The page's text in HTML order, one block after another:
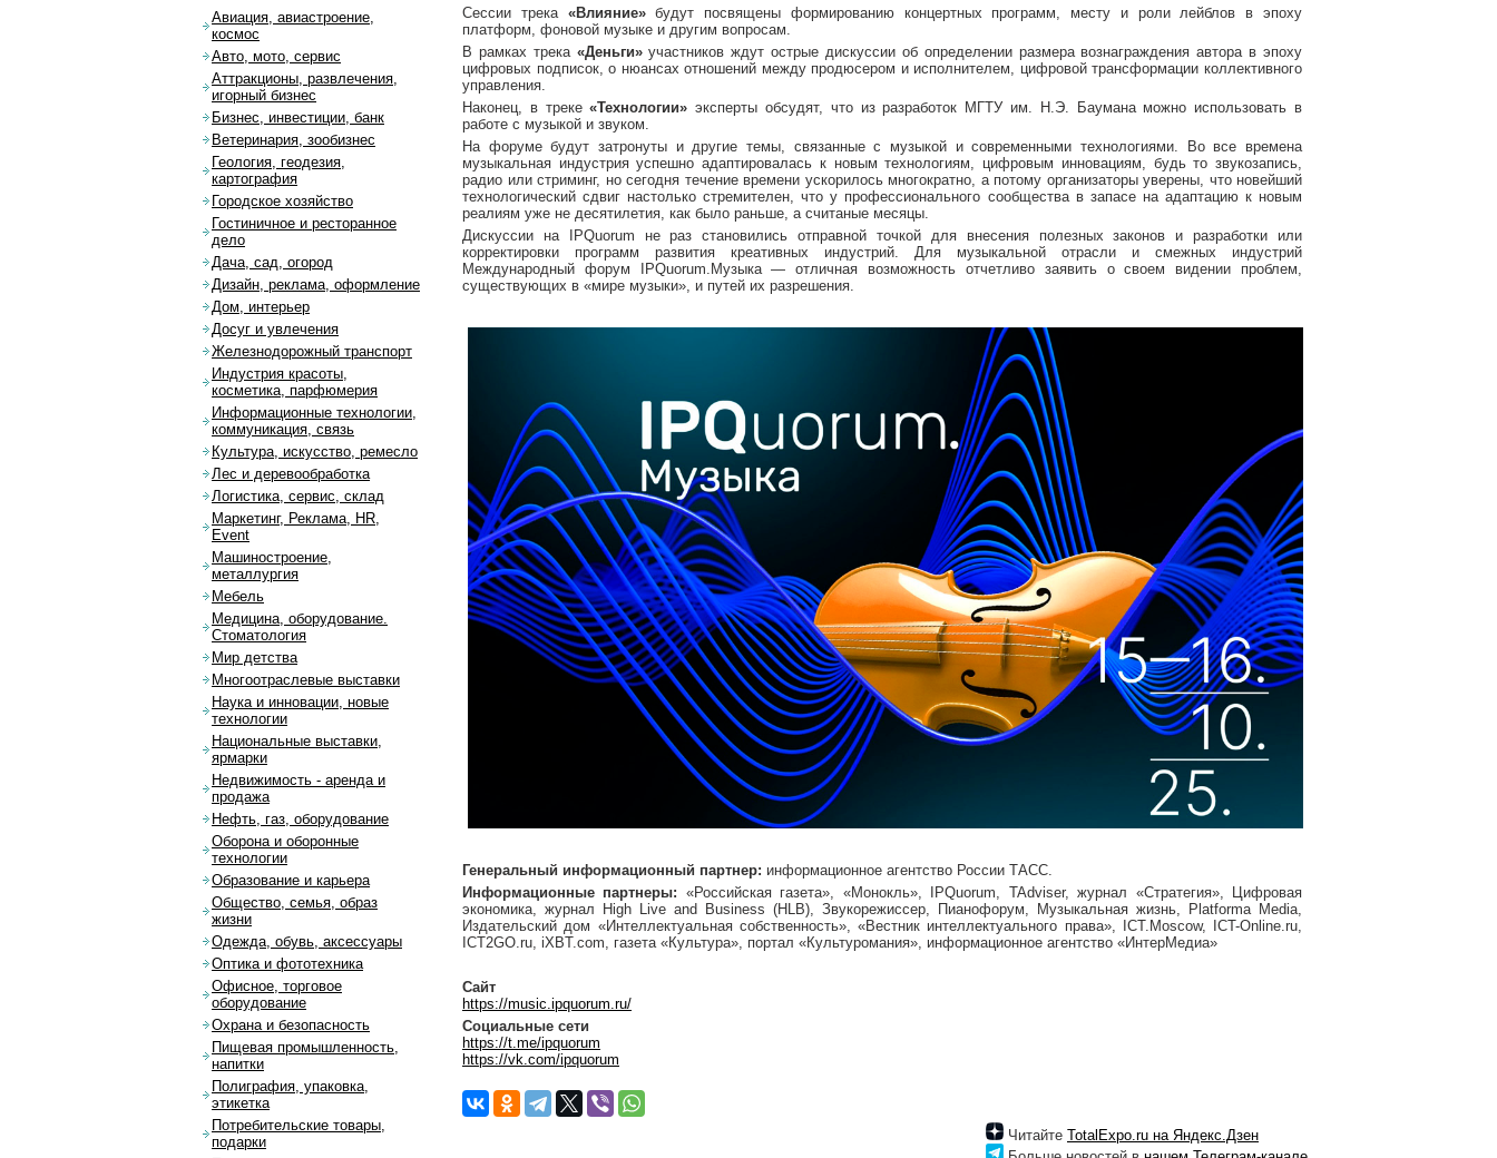
Сессии трека «Влияние»будут посвящены формированию концертных программ, месту и роли лейблов в эпоху
платформ, фоновой музыке и другим вопросам.
В рамках трека «Деньги»участников ждут острые дискуссии об определении размера вознаграждения автора в эпоху
цифровых подписок, о нюансах отношений между продюсером и исполнителем, цифровой трансформации коллективного
управления.
Наконец, в треке«Технологии» эксперты обсудят, что из разработок МГТУ им. Н.Э. Баумана можно использовать в
работе с музыкой и звуком.
На форуме будут затронуты и другие темы, связанные с музыкой и современными технологиями. Во все времена
музыкальная индустрия успешно адаптировалась к новым технологиям, цифровым инновациям, будь то звукозапись,
радио или стриминг, но сегодня течение времени ускорилось многократно, а потому организаторы уверены, что новейший
технологический сдвиг настолько стремителен, что у профессионального сообщества в запасе на адаптацию к новым
реалиям уже не десятилетия, как было раньше, а считаные месяцы.
Дискуссии на IPQuorum не раз становились отправной точкой для внесения полезных законов и разработки или
корректировки программ развития креативных индустрий. Для музыкальной отрасли и смежных индустрий
Международный форум IPQuorum.Музыка — отличная возможность отчетливо заявить о своем видении проблем,
существующих в «мире музыки», и путей их разрешения.
Генеральный информационный партнер: информационное агентство России ТАСС.
Информационные партнеры: «Российская газета», «Монокль», IPQuorum, TAdviser, журнал «Стратегия», Цифровая
экономика, журнал High Live and Business (HLB), Звукорежиссер, Пианофорум, Музыкальная жизнь, Platforma Media,
Издательский дом «Интеллектуальная собственность», «Вестник интеллектуального права», ICT.Moscow, ICT-Online.ru,
ICT2GO.ru, iXBT.com, газета «Культура», портал «Культуромания», информационное агентство «ИнтерМедиа»
Сайт
https://music.ipquorum.ru/
Социальные сети
https://t.me/ipquorum
https://vk.com/ipquorum
Читайте TotalExpo.ru на Яндекс.Дзен
Авиация, авиастроение,
космос
Авто, мото, сервис
Аттракционы, развлечения,
игорный бизнес
Бизнес, инвестиции, банк
Ветеринария, зообизнес
Геология, геодезия,
картография
Городское хозяйство
Гостиничное и ресторанное
дело
Дача, сад, огород
Дизайн, реклама, оформление
Дом, интерьер
Досуг и увлечения
Железнодорожный транспорт
Индустрия красоты,
косметика, парфюмерия
Информационные технологии,
коммуникация, связь
Культура, искусство, ремесло
Лес и деревообработка
Логистика, сервис, склад
Маркетинг, Реклама, HR,
Event
Машиностроение,
металлургия
Мебель
Медицина, оборудование.
Стоматология
Мир детства
Многоотраслевые выставки
Наука и инновации, новые
технологии
Национальные выставки,
ярмарки
Недвижимость - аренда и
продажа
Нефть, газ, оборудование
Оборона и оборонные
технологии
Образование и карьера
Общество, семья, образ
жизни
Одежда, обувь, аксессуары
Оптика и фототехника
Офисное, торговое
оборудование
Охрана и безопасность
Пищевая промышленность,
напитки
Полиграфия, упаковка,
этикетка
Потребительские товары,
подарки